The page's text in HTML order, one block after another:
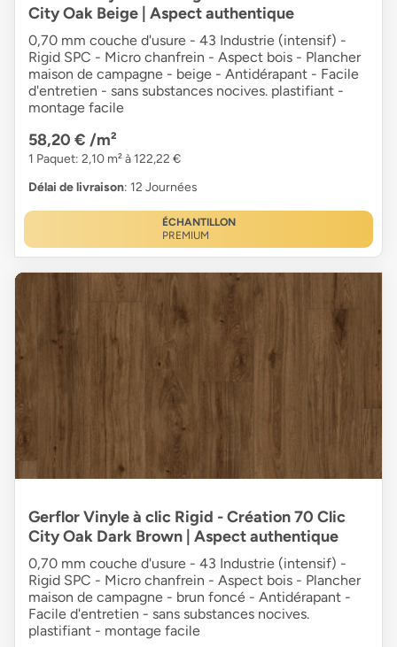
City Oak Beige | Aspect authentique
0,70 mm couche d'usure - 43 Industrie (intensif) -
Rigid SPC - Micro chanfrein - Aspect bois - Plancher
maison de campagne - beige - Antidérapant - Facile
d'entretien - sans substances nocives. plastifiant -
montage facile
58,20 € /m²
1 Paquet: 2,10 m² à 122,22 €
Délai de livraison: 12 Journées
ÉCHANTILLON
PREMIUM
Gerflor Vinyle à clic Rigid - Création 70 Clic
City Oak Dark Brown | Aspect authentique
0,70 mm couche d'usure - 43 Industrie (intensif) -
Rigid SPC - Micro chanfrein - Aspect bois - Plancher
maison de campagne - brun foncé - Antidérapant -
Facile d'entretien - sans substances nocives.
plastifiant - montage facile